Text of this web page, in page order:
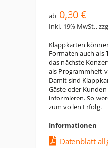
ab 0,30 €
Inkl. 19% MwSt.,
Klappkarten
Formaten auch als
das nächste
als Programmheft
Damit sind
Gäste oder
informieren. So
zum vollen Erfolg.
Informationen
Datenblatt